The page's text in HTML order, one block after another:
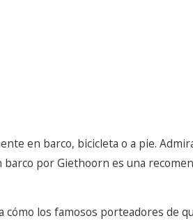
en barco, bicicleta o a pie.
por Giethoorn es una
los famosos porteadores de